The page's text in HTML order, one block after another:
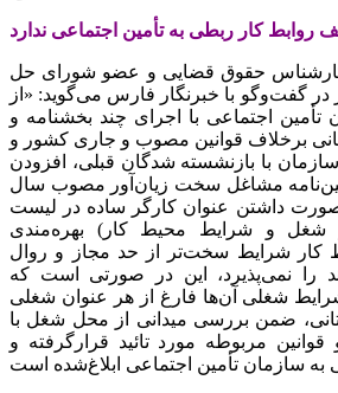
روابط کار ربطی به تأمین اجتماعی ندارد
حقوق قضایی و عضو شورای حل
گفت‌وگو با خبرنگار فارس می‌گوید: «از
۱۴۰۱ سازمان تأمین اجتماعی با اجرای چند بخشنامه و
برخلاف قوانین مصوب و جاری کشور و
با بازنشسته شدگان قبلی، افزودن
مشاغل سخت زیان‌آور مصوب سال
در صورت داشتن عنوان کارگر ساده در لیست
شغل و شرایط محیط کار) بهره‌مندی
کار شرایط سخت‌تر از حد مجاز و روال
را نمی‌پذیرد، این در صورتی است که
شغلی آن‌ها فارغ از هر عنوان شغلی
ضمن بررسی میدانی از محل شغل با
مربوطه مورد تائید قرارگرفته و